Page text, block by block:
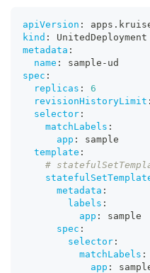
apiVersion :
kind :
UnitedDeployment
metadata :
name : sample - ud
spec :
replicas :
6
revisionHistoryLimit :
selector :
matchLabels :
app :
sample
template :
#
metadata :
labels :
app :
sample
spec :
selector :
matchLabels :
app :